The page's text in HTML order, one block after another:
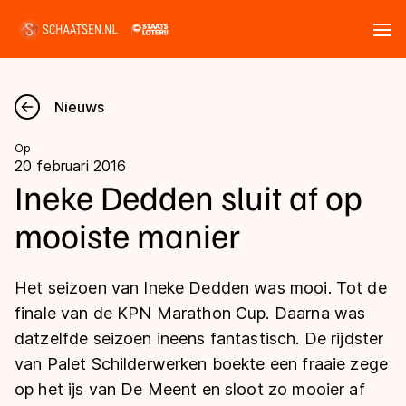
Nieuws
Kalender
Disciplines
Langebaan
Shorttrack
Inlineskaten
Uitslagen
Langebaan
Shorttrack
Marathon
Tijden & historie
Ranglijsten Langebaan
Nieuws
Op
20 februari 2016
Ineke Dedden sluit af op
mooiste manier
Het seizoen van Ineke Dedden was mooi. Tot de
finale van de KPN Marathon Cup. Daarna was
datzelfde seizoen ineens fantastisch. De rijdster
van Palet Schilderwerken boekte een fraaie zege
op het ijs van De Meent en sloot zo mooier af